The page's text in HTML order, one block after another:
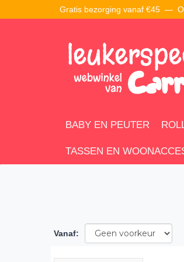
Gratis bezorging vanaf €45 —
BABY EN PEUTER
TASSEN EN
Vanaf: